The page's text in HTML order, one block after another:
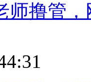
师撸管